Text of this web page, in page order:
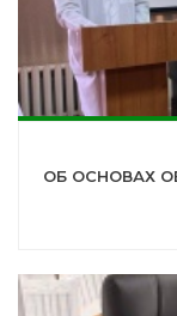
ОБ ОСНОВАХ